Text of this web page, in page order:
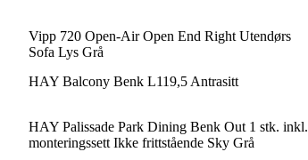
Vipp 720 Open-Air Open End Right Utendørs
Sofa Lys Grå
HAY Balcony Benk L119,5 Antrasitt
HAY Palissade Park Dining Benk Out 1 stk. inkl.
monteringssett Ikke frittstående Sky Grå